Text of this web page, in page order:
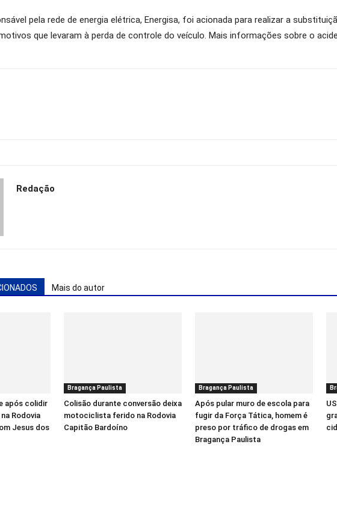
pela rede de energia elétrica, Energisa, foi acionada para realizar a
que levaram à perda de controle do veículo. Mais informações sobre o
Redação
Mais do autor
após colidir
Rodovia
Jesus dos
Bragança Paulista
Colisão durante conversão deixa
motociclista ferido na Rodovia
Capitão Bardoíno
Bragança Paulista
Após pular muro de escola para
fugir da Força Tática, homem é
preso por tráfico de drogas em
Bragança Paulista